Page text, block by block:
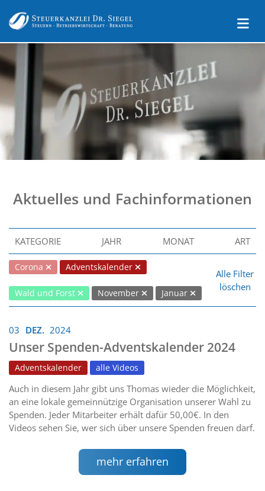
Aktuelles und Fachinformationen
KATEGORIE JAHR MONAT ART
Corona Adventskalender
Wald und Forst November Januar
Alle Filter
löschen
03 DEZ. 2024
Unser Spenden-Adventskalender 2024
Adventskalender alle Videos
Auch in diesem Jahr gibt uns Thomas wieder die Möglichkeit,
an eine lokale gemeinnützige Organisation unserer Wahl zu
Spenden. Jeder Mitarbeiter erhält dafür 50,00€. In den
Videos sehen Sie, wer sich über unsere Spenden freuen darf.
mehr erfahren